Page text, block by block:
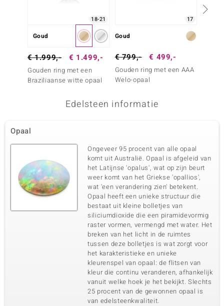
18-21
Goud
€ 1.999,- € 1.499,-
Gouden ring met een
Braziliaanse witte opaal
17
Goud
€ 799,- € 499,-
Gouden ring met een AAA
Welo-opaal
Edelsteen informatie
Opaal
Ongeveer 95 procent van alle opaal
komt uit Australië. Opaal is afgeleid van
het Latijnse 'opalus', wat op zijn beurt
weer komt van het Griekse 'opallios',
wat 'een verandering zien' betekent.
Opaal heeft een unieke structuur die
bestaat uit kleine bolletjes van
siliciumdioxide die een piramidevormig
raster vormen, vermengd met water. Het
breken van het licht in de ruimtes
tussen deze bolletjes is wat zorgt voor
het karakteristieke en unieke
kleurenspel van opaal: de flitsen van
kleur die continu veranderen, afhankelijk
vanuit welke hoek je het bekijkt. Slechts
25 procent van de gewonnen opaal is
van edelsteenkwaliteit.